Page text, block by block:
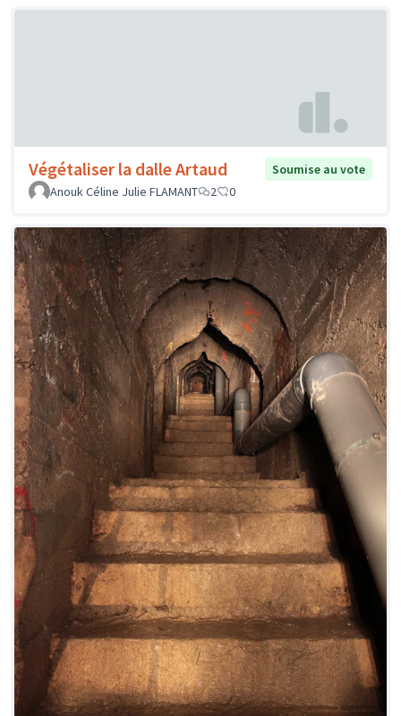
Végétaliser la dalle Artaud
Soumise au vote
Anouk Céline Julie FLAMANT
2 0